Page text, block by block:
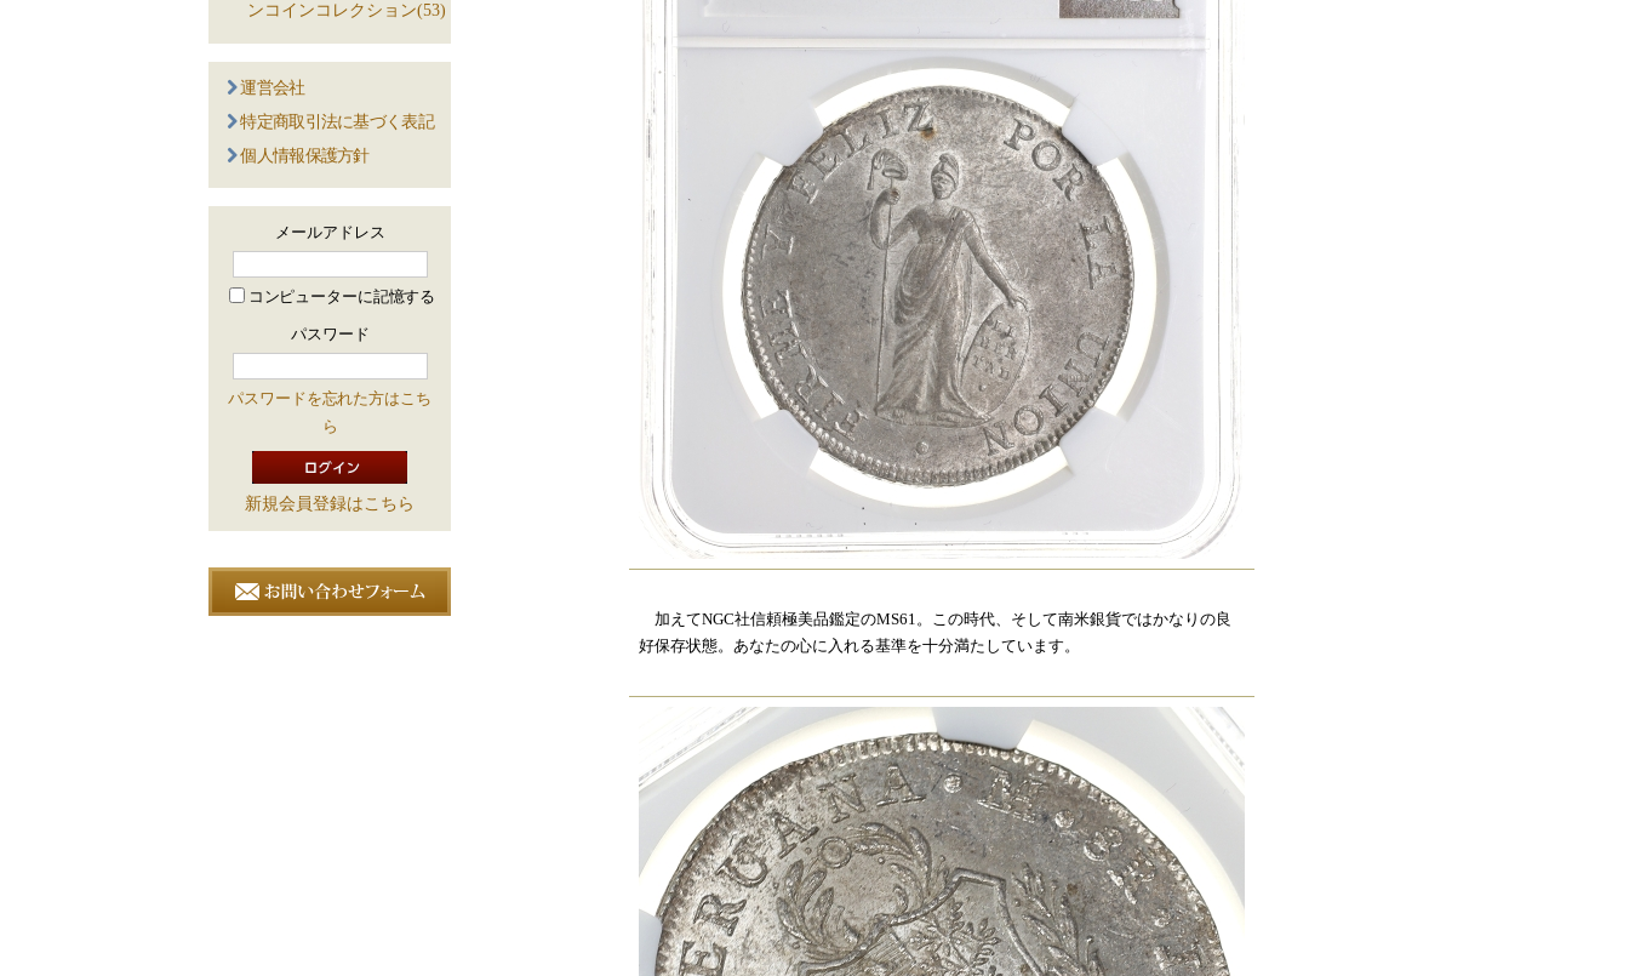
加えてNGC社信頼極美品鑑定のMS61。この時代、そして南米銀貨ではかなりの良
好保存状態。あなたの心に入れる基準を十分満たしています。
ンコインコレクション(53)
運営会社
特定商取引法に基づく表記
個人情報保護方針
メールアドレス
コンピューターに記憶する
パスワード
パスワードを忘れた方はこち
ら
新規会員登録はこちら